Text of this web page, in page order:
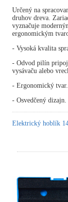
Určený na
druhov dreva.
vyznačuje
ergonomickým
- Vysoká kvalita
- Odvod pilín
vysávaču alebo
- Ergonomický tvar.
- Osvedčený dizajn.
Elektrický hoblík